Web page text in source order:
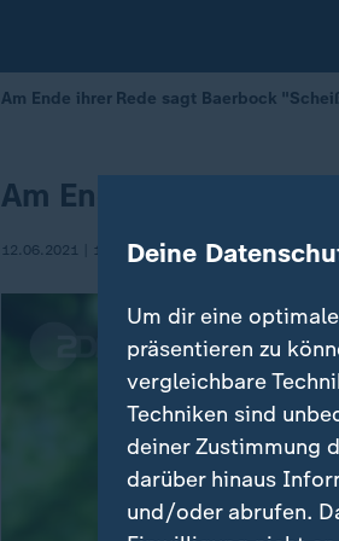
Am Ende ihrer Rede sagt Baerbock
Am Ende sagt
12.06.2021 | 19:34Deine
Um dir eine
präsentieren zu
vergleichbare
Techniken sind
deiner Zustimmung
darüber hinaus
und/oder abrufen.